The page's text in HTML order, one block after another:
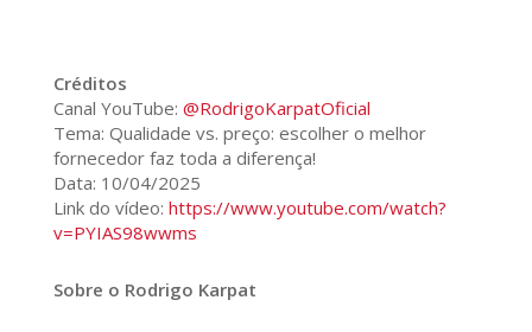
Créditos
Canal YouTube: @RodrigoKarpatOficial
Tema: Qualidade vs. preço: escolher o melhor
fornecedor faz toda a diferença!
Data: 10/04/2025
Link do vídeo: https://www.youtube.com/watch?
v=PYIAS98wwms
Sobre o Rodrigo Karpat